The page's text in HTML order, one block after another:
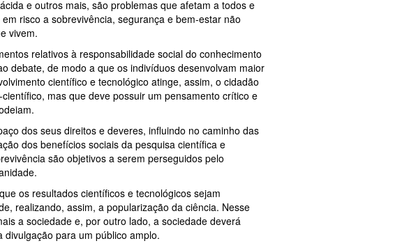
e outros mais, são problemas que afetam a todos e
risco a sobrevivência, segurança e bem-estar não
vivem.
relativos à responsabilidade social do conhecimento
debate, de modo a que os indivíduos desenvolvam maior
científico e tecnológico atinge, assim, o cidadão
mas que deve possuir um pensamento crítico e
dos seus direitos e deveres, influindo no caminho das
dos benefícios sociais da pesquisa científica e
são objetivos a serem perseguidos pelo
os resultados científicos e tecnológicos sejam
realizando, assim, a popularização da ciência. Nesse
a sociedade e, por outro lado, a sociedade deverá
para um público amplo.